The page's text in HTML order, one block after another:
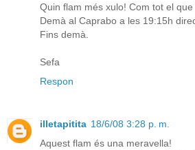
Quin flam més xulo! Com tot el que
Demà al Caprabo a les 19:15h
Fins demà.
Sefa
Respon
illetapitita 18/6/08 3:28 p. m.
Aquest flam és una meravella!